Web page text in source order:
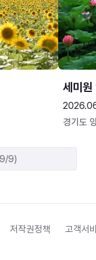
세미원
경기도
9)
저작권정책 고객서